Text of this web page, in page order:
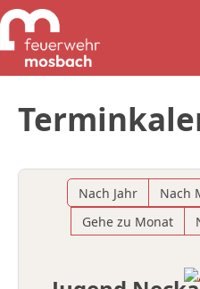
Nach Jahr Nach
Gehe zu Monat